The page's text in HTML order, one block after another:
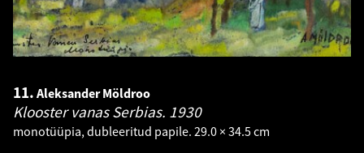
11. Aleksander Möldroo
Klooster vanas Serbias. 1930
monotüüpia, dubleeritud papile. 29.0 × 34.5 cm